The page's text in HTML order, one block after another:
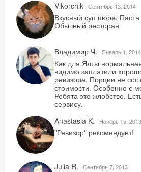
Vikorchik Сентябрь 13, 2014
Вкусный суп пюре. Паста
Обычный ресторан
Владимир Ч. Январь 1, 2014
Как для Ялты
видимо заплатили
ревизора. Порции не
стоимости. Особенно с
Ребята это жлобство.
сервису.
Anastasia K.
Ноябрь 15, 2013
"Ревизор" рекомендует!
Julia R. Сентябрь 7, 2013